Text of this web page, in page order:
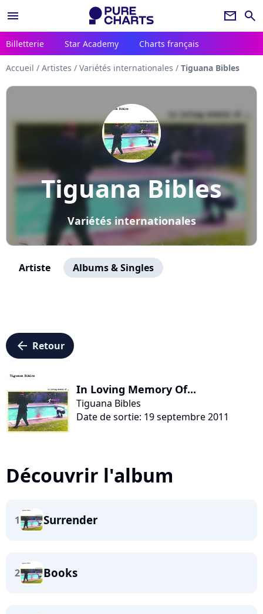
menu newsletter search
Billetterie Star Academy Charts français
Accueil / Artistes / Variétés internationales / Tiguana Bibles
Tiguana Bibles
Variétés internationales
Artiste Albums & Singles
arrow_left Retour
In Loving Memory Of...
Tiguana Bibles
Date de sortie: 19 septembre 2011
Découvrir l'album
1 Surrender
2 Books